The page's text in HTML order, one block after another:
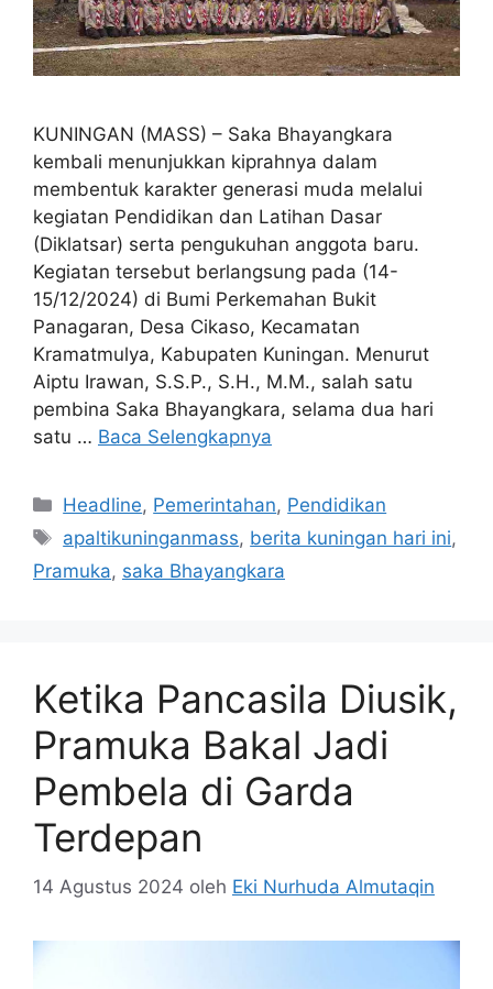
KUNINGAN (MASS) – Saka Bhayangkara
kembali menunjukkan kiprahnya dalam
membentuk karakter generasi muda melalui
kegiatan Pendidikan dan Latihan Dasar
(Diklatsar) serta pengukuhan anggota baru.
Kegiatan tersebut berlangsung pada (14-
15/12/2024) di Bumi Perkemahan Bukit
Panagaran, Desa Cikaso, Kecamatan
Kramatmulya, Kabupaten Kuningan. Menurut
Aiptu Irawan, S.S.P., S.H., M.M., salah satu
pembina Saka Bhayangkara, selama dua hari
satu … Baca Selengkapnya
Kategori
Headline, Pemerintahan, Pendidikan
Tag
apaltikuninganmass, berita kuningan hari ini,
Pramuka, saka Bhayangkara
Ketika Pancasila Diusik,
Pramuka Bakal Jadi
Pembela di Garda
Terdepan
14 Agustus 2024 oleh Eki Nurhuda Almutaqin